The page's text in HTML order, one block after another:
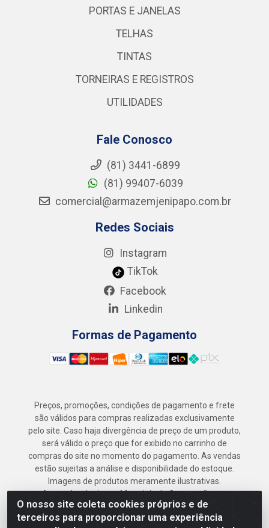
O nosso site coleta cookies próprios e de
terceiros para proporcionar uma experiência
PORTAS E JANELAS
TELHAS
TINTAS
TORNEIRAS E REGISTROS
UTILIDADES
Fale Conosco
(81) 3441-6899
(81) 99407-6039
comercial@armazemjenipapo.com.br
Redes Sociais
Instagram
TikTok
Facebook
Linkedin
Formas de Pagamento
Preços, promoções, condições de pagamento e frete
são válidos para compras realizadas exclusivamente
pelo site. Caso haja divergência de preço de um produto,
será válido o preço que for exibido no carrinho de
compras do site no momento do pagamento. As vendas
estão sujeitas a análise e disponibilidade do estoque.
Imagens de produtos meramente ilustrativas.
Armazém Jenipapo Materiais de Construção em
Geral LTDA - Rua das Flores, 2691 - Guabiraba,
Recife/PE - CEP 52.291-630 - CNPJ